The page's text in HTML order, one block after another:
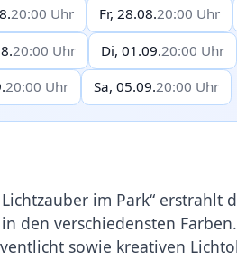
20:00 Uhr Fr, 28.08.20:00 Uhr
20:00 Uhr Di, 01.09.20:00 Uhr
20:00 Uhr Sa, 05.09.20:00 Uhr
im Park“ erstrahlt
den verschiedensten
sowie kreativen